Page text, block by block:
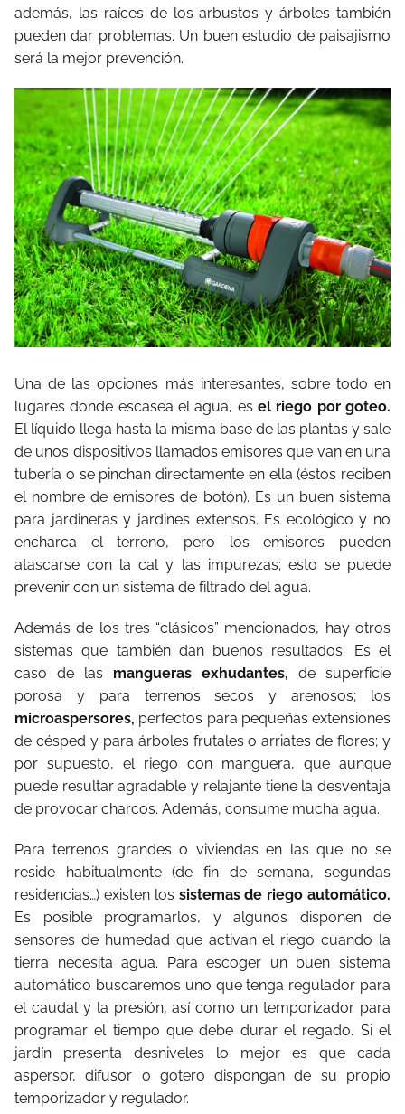
además, las raíces de los arbustos y árboles también
pueden dar problemas. Un buen estudio de paisajismo
será la mejor prevención.
Una de las opciones más interesantes, sobre todo en
lugares donde escasea el agua, es el riego por goteo.
El líquido llega hasta la misma base de las plantas y sale
de unos dispositivos llamados emisores que van en una
tubería o se pinchan directamente en ella (éstos reciben
el nombre de emisores de botón). Es un buen sistema
para jardineras y jardines extensos. Es ecológico y no
encharca el terreno, pero los emisores pueden
atascarse con la cal y las impurezas; esto se puede
prevenir con un sistema de filtrado del agua.
Además de los tres “clásicos” mencionados, hay otros
sistemas que también dan buenos resultados. Es el
caso de las mangueras exhudantes, de superficie
porosa y para terrenos secos y arenosos; los
microaspersores, perfectos para pequeñas extensiones
de césped y para árboles frutales o arriates de flores; y
por supuesto, el riego con manguera, que aunque
puede resultar agradable y relajante tiene la desventaja
de provocar charcos. Además, consume mucha agua.
Para terrenos grandes o viviendas en las que no se
reside habitualmente (de fin de semana, segundas
residencias…) existen los sistemas de riego automático.
Es posible programarlos, y algunos disponen de
sensores de humedad que activan el riego cuando la
tierra necesita agua. Para escoger un buen sistema
automático buscaremos uno que tenga regulador para
el caudal y la presión, así como un temporizador para
programar el tiempo que debe durar el regado. Si el
jardín presenta desniveles lo mejor es que cada
aspersor, difusor o gotero dispongan de su propio
temporizador y regulador.